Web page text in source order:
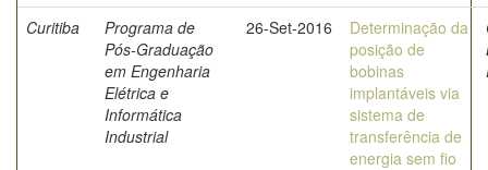
Curitiba
Programa de
Pós-Graduação
em Engenharia
Elétrica e
Informática
Industrial
26-Set-2016
Determinação da
posição de
bobinas
implantáveis via
sistema de
transferência de
energia sem fio